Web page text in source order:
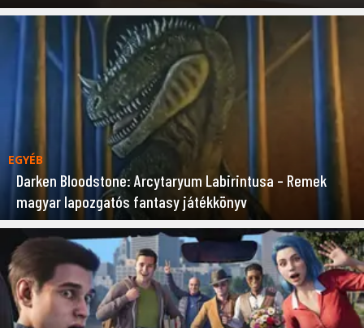
EGYÉB
Darken Bloodstone: Arcytaryum Labirintusa – Remek
magyar lapozgatós fantasy játékkönyv